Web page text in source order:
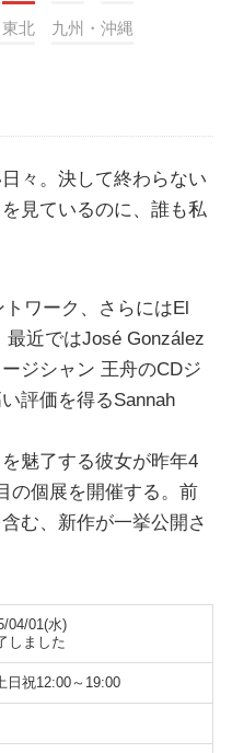
北 九州・沖縄
々。決して終わらない
見ているのに、誰も私
ワーク、さらにはEl
最近ではJosé González
ジシャン 王舟のCDジ
評価を得るSannah
魅了する彼女が昨年4
の個展を開催する。前
む、新作が一挙公開さ
04/01(水)
しました
日祝12:00～19:00